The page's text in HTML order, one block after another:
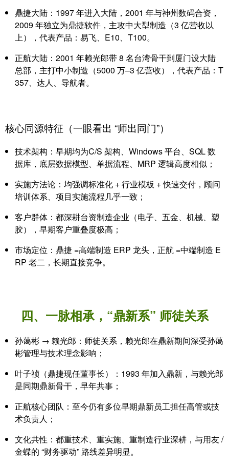
鼎捷大陆：1997 年进入大陆，2001 年与神州数码合资，
2009 年独立为鼎捷软件，主攻中大型制造（3 亿营收以
上）
，代表产品：易飞、E10、T100。
正航大陆：2001 年赖光郎带 8 名台湾骨干到厦门设大陆
总部，主打中小制造（5000 万–3 亿营收）
，代表产品：T
357、达人、导航者。
核心同源特征（一眼看出 “师出同门”）
技术架构：早期均为C/S 架构、Windows 平台、SQL 数
据库 ，底层数据模型、单据流程、MRP 逻辑高度相似；
实施方法论：均强调标准化 + 行业模板 + 快速交付 ，顾问
培训体系、项目实施流程几乎一致；
客户群体：都深耕台资制造企业 （电子、五金、机械、塑
胶），早期客户重叠度极高；
市场定位：鼎捷 =高端制造 ERP 龙头 ，正航 =中端制造 E
RP 老二 ，长期直接竞争。
四、一脉相承，“鼎新系” 师徒关系
孙蔼彬 → 赖光郎：师徒关系，赖光郎在鼎新期间深受孙蔼
彬管理与技术理念影响；
叶子祯（鼎捷现任董事长）：1993 年加入鼎新，与赖光郎
是同期鼎新骨干 ，早年共事；
正航核心团队：至今仍有多位早期鼎新员工担任高管或技
术负责人；
文化共性：都重技术、重实施、重制造行业深耕 ，与用友 /
金蝶的 “财务驱动” 路线差异明显。